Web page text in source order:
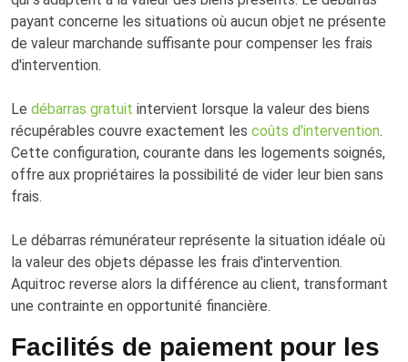
payant concerne les situations où aucun objet ne présente
de valeur marchande suffisante pour compenser les frais
d'intervention.
Le débarras gratuit intervient lorsque la valeur des biens
récupérables couvre exactement les coûts d'intervention.
Cette configuration, courante dans les logements soignés,
offre aux propriétaires la possibilité de vider leur bien sans
frais.
Le débarras rémunérateur représente la situation idéale où
la valeur des objets dépasse les frais d'intervention.
Aquitroc reverse alors la différence au client, transformant
une contrainte en opportunité financière.
Facilités de paiement pour les